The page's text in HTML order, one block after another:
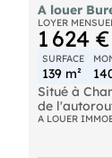
A louer
LOYER MENSUEL
1 624 €
SURFACE
139 m²
Situé à
de
A LOUER